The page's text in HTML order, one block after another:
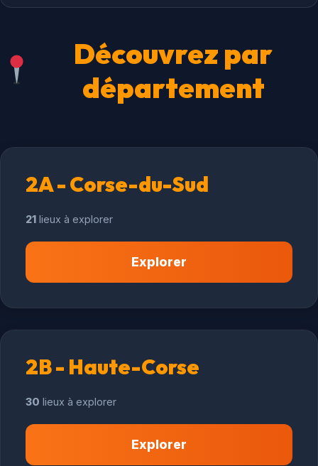
Découvrez par
département
2A - Corse-du-Sud
21 lieux à explorer
Explorer
2B - Haute-Corse
30 lieux à explorer
Explorer